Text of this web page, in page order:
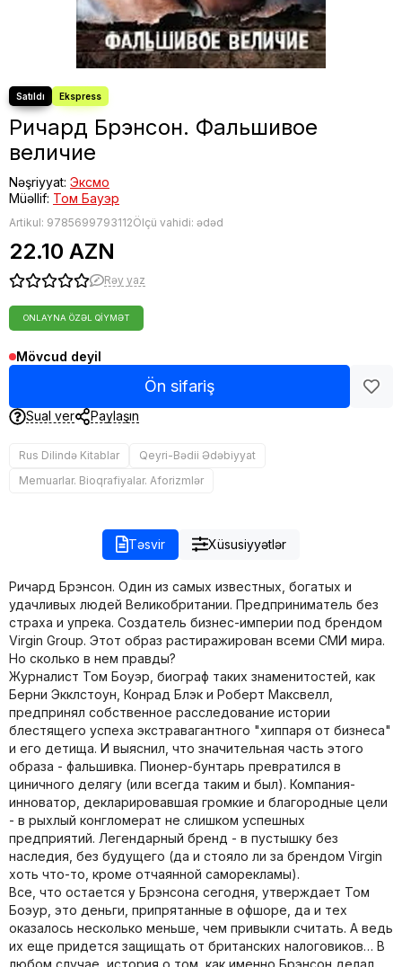
Ричард Брэнсон. Фальшивое
величие
Nəşriyyat: Эксмо
Müəllif: Том Бауэр
Artikul: 9785699793112Ölçü vahidi: ədəd
22.10 AZN
Rəy yaz
ONLAYNA ÖZƏL QIYMƏT
Mövcud deyil
Ön sifariş
Sual ver Paylaşın
Rus Dilində Kitablar
Qeyri-Bədii Ədəbiyyat
Memuarlar. Bioqrafiyalar. Aforizmlər
Təsvir Xüsusiyyətlər
Ричард Брэнсон. Один из самых известных, богатых и
удачливых людей Великобритании. Предприниматель без
страха и упрека. Создатель бизнес-империи под брендом
Virgin Group. Этот образ растиражирован всеми СМИ мира.
Но сколько в нем правды?
Журналист Том Боуэр, биограф таких знаменитостей, как
Берни Экклстоун, Конрад Блэк и Роберт Максвелл,
предпринял собственное расследование истории
блестящего успеха экстравагантного "хиппаря от бизнеса"
и его детища. И выяснил, что значительная часть этого
образа - фальшивка. Пионер-бунтарь превратился в
циничного делягу (или всегда таким и был). Компания-
инноватор, декларировавшая громкие и благородные цели
- в рыхлый конгломерат не слишком успешных
предприятий. Легендарный бренд - в пустышку без
наследия, без будущего (да и стояло ли за брендом Virgin
хоть что-то, кроме отчаянной саморекламы).
Все, что остается у Брэнсона сегодня, утверждает Том
Боэур, это деньги, припрятанные в офшоре, да и тех
оказалось несколько меньше, чем привыкли считать. А ведь
их еще придется защищать от британских налоговиков… В
любом случае, история о том, как именно Брэнсон делал